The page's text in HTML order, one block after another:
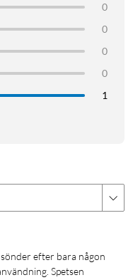
0
0
0
0
1
Spetsen